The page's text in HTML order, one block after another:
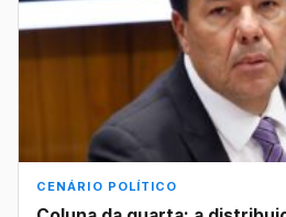
CENÁRIO POLÍTICO